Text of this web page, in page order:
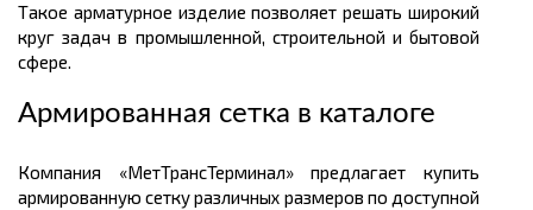
Такое арматурное изделие позволяет решать широкий
круг задач в промышленной, строительной и бытовой
сфере.
Армированная сетка в каталоге
Компания «МетТрансТерминал» предлагает купить
армированную сетку различных размеров по доступной